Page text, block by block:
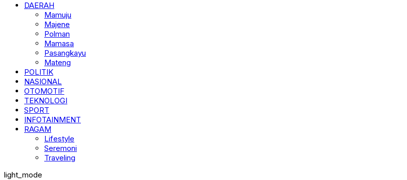
DAERAH
Mamuju
Majene
Polman
Mamasa
Pasangkayu
Mateng
POLITIK
NASIONAL
OTOMOTIF
TEKNOLOGI
SPORT
INFOTAINMENT
RAGAM
Lifestyle
Seremoni
Traveling
light_mode